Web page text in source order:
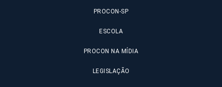
PROCON-SP
ESCOLA
PROCON NA MÍDIA
LEGISLAÇÃO